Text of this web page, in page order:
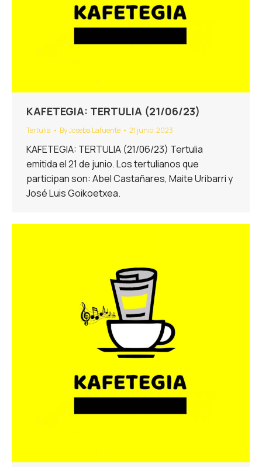
KAFETEGIA: TERTULIA (21/06/23)
Tertulia ByJoseba Lafuente 21 junio, 2023
KAFETEGIA: TERTULIA (21/06/23) Tertulia
emitida el 21 de junio. Los tertulianos que
participan son: Abel Castañares, Maite Uribarri y
José Luis Goikoetxea.